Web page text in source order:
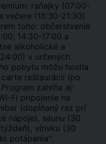
raňajky (07:00-
večere (18:30-21:30)
toho: občerstvenie
14:30-17:00 a
alkoholické a
v určených
pobytu môžu hostia
reštaurácií (po
zahŕňa aj:
Fi pripojenie na
(dopĺňaný raz pri
nápoje), saunu (30
vírivku (30
potápania".